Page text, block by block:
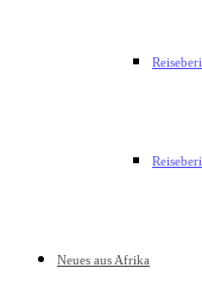
Neues aus Afrika